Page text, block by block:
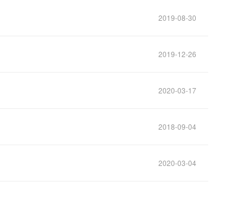
2019-08-30
2019-12-26
2020-03-17
2018-09-04
2020-03-04